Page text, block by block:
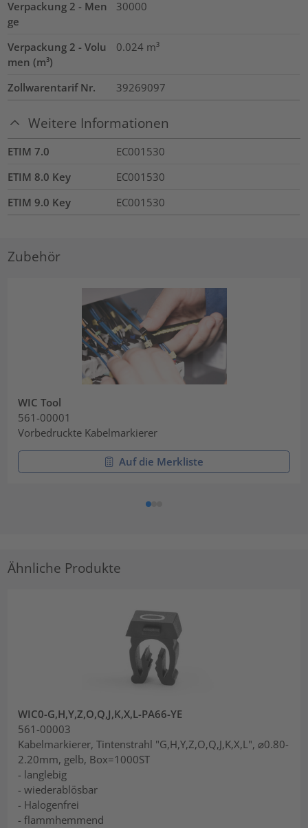
Verpackung 2 - Men
ge
30000
Verpackung 2 - Volu
men (m³)
0.024 m³
Zollwarentarif Nr. 39269097
Weitere Informationen
ETIM 7.0
EC001530
ETIM 8.0 Key
EC001530
ETIM 9.0 Key
EC001530
Zubehör
WIC Tool
561-00001
Vorbedruckte Kabelmarkierer
Auf die Merkliste
Ähnliche Produkte
WIC0-G,H,Y,Z,O,Q,J,K,X,L-PA66-YE
561-00003
Kabelmarkierer, Tintenstrahl "G,H,Y,Z,O,Q,J,K,X,L", ⌀0.80-
2.20mm, gelb, Box=1000ST
- langlebig
- wiederablösbar
- Halogenfrei
- flammhemmend